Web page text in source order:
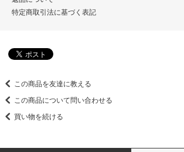
特定商取引法に基づく表記
この商品を友達に教える
この商品について問い合わせる
買い物を続ける